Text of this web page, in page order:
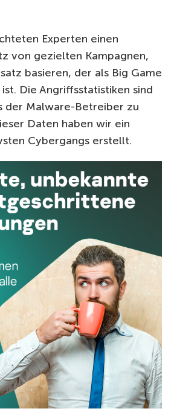
Experten einen
von gezielten Kampagnen,
basieren, der als Big Game
Die Angriffsstatistiken sind
der Malware-Betreiber zu
Daten haben wir ein
Cybergangs erstellt.